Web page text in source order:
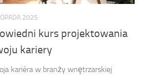
2025
kurs projektowania
kariery
kariéra w branży wnętrzarskiej